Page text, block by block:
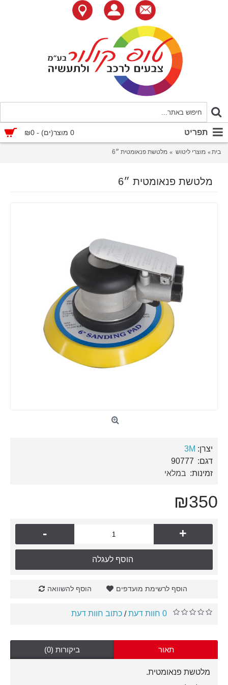
0 מוצר(ים) - ₪0 תפריט
בית מוצרי ליטוש מלטשת פנאומטית ״6
מלטשת פנאומטית ״6
יצרן: 3M
דגם: 90777
זמינות: במלאי
₪350
- +
הוסף לעגלה
הוסף לרשימת מועדפים הוסף להשוואה
0 חוות דעת / כתוב חוות דעת
תאור ביקורות (0)
מלטשת פנאומטית.